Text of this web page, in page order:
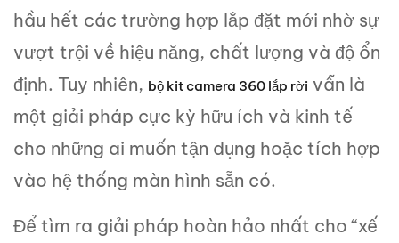
hầu hết các trường hợp lắp đặt mới nhờ sự
vượt trội về hiệu năng, chất lượng và độ ổn
định. Tuy nhiên, bộ kit camera 360 lắp rời vẫn là
một giải pháp cực kỳ hữu ích và kinh tế
cho những ai muốn tận dụng hoặc tích hợp
vào hệ thống màn hình sẵn có.
Để tìm ra giải pháp hoàn hảo nhất cho “xế